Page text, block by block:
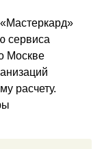
сервиса
Москве
расчету.